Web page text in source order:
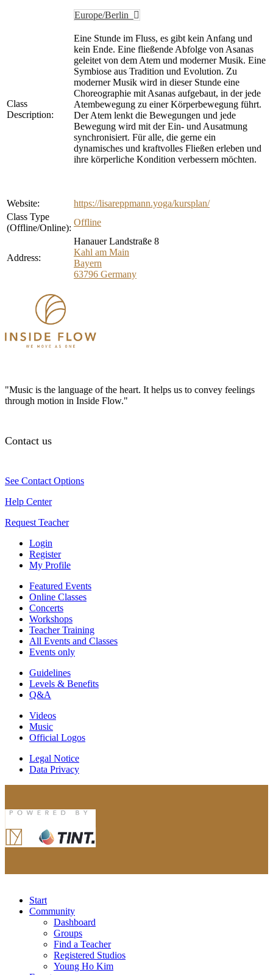
Europe/Berlin
Class
Description:
Eine Stunde im Fluss, es gibt kein Anfang und
kein Ende. Eine fließende Abfolge von Asanas
geleitet von dem Atem und moderner Musik. Eine
Symbiose aus Tradition und Evolution. Zu
moderner Musik wird in dieser Stunde eine
Choreographie mit Asanas aufgebaut, in der jede
Atembewegung zu einer Körperbewegung führt.
Der Atem lenkt die Bewegungen und jede
Bewegung wird mit der Ein- und Ausatmung
synchronisiert. Für alle, die gerne ein
dynamisches und kraftvolles Fließen erleben und
ihre körperliche Kondition verbessern möchten.
Website:
https://lisareppmann.yoga/kursplan/
Class Type
(Offline/Online):
Offline
Address:
Hanauer Landstraße 8
Kahl am Main
Bayern
63796 Germany
"Music is the language of the heart. It helps us to convey feelings
through motion in Inside Flow."
Contact us
See Contact Options
Help Center
Request Teacher
Login
Register
My Profile
Featured Events
Online Classes
Concerts
Workshops
Teacher Training
All Events and Classes
Events only
Guidelines
Levels & Benefits
Q&A
Videos
Music
Official Logos
Legal Notice
Data Privacy
Start
Community
Dashboard
Groups
Find a Teacher
Registered Studios
Young Ho Kim